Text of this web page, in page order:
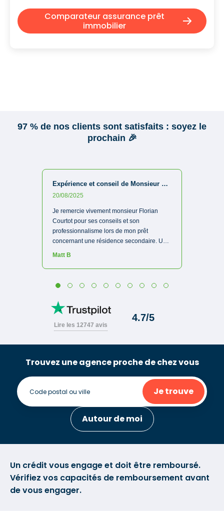
Comparateur assurance prêt
immobilier
Trouvez une agence proche de chez vous
Je trouve
Autour de moi
Un crédit vous engage et doit être remboursé.
Vérifiez vos capacités de remboursement avant
de vous engager.